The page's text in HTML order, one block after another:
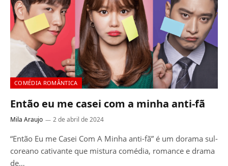
COMÉDIA ROMÂNTICA
Então eu me casei com a minha anti-fã
Mila Araujo 2 de abril de 2024
“Então Eu me Casei Com A Minha anti-fã” é um dorama sul-
coreano cativante que mistura comédia, romance e drama
de…